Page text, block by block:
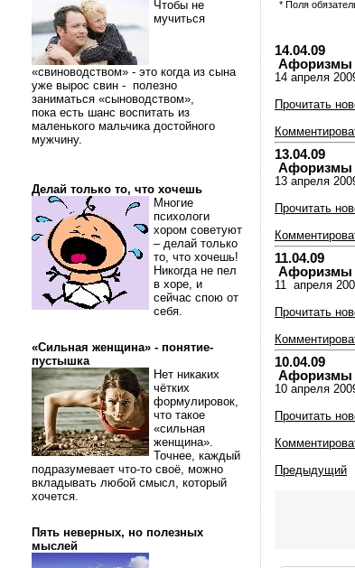
Чтобы не
мучиться
«свиноводством» - это когда из сына
уже вырос свин - полезно
заниматься «сыноводством»,
пока есть шанс воспитать из
маленького мальчика достойного
мужчину.
Делай только то, что хочешь
Многие
психологи
хором советуют
– делай только
то, что хочешь!
Никогда не пел
в хоре, и
сейчас спою от
себя.
«Сильная женщина» - понятие-
пустышка
Нет никаких
чётких
формулировок,
что такое
«сильная
женщина».
Точнее, каждый
подразумевает что-то своё, можно
вкладывать любой смысл, который
хочется.
Пять неверных, но полезных
мыслей
* Поля
14.04.09
Афоризмы
14 апреля
Прочитать
13.04.09
Афоризмы
13 апреля
Прочитать
11.04.09
Афоризмы
11 апреля
Прочитать
10.04.09
Афоризмы
10 апреля
Прочитать
Предыдущий